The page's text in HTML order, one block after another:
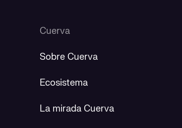
Cuerva
Sobre Cuerva
Ecosistema
La mirada Cuerva